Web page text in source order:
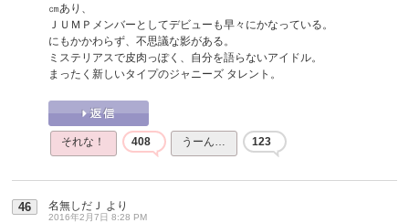
㎝あり、
ＪＵＭＰメンバーとしてデビューも早々にかなっている。
にもかかわらず、不思議な影がある。
ミステリアスで皮肉っぽく、自分を語らないアイドル。
まったく新しいタイプのジャニーズ タレント。
それな！ 408 うーん… 123
46 名無しだＪ より
2016年2月7日 8:28 PM